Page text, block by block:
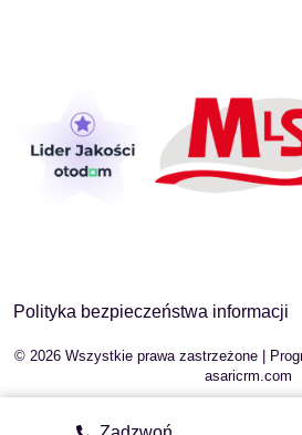
Polityka bezpieczeństwa informacji
© 2026 Wszystkie prawa zastrzeżone |
asaricrm.com